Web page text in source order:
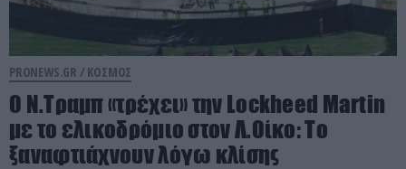
PRONEWS.GR / ΚΟΣΜΟΣ
Ο Ν.Τραμπ «τρέχει» την Lockheed Martin
με το ελικοδρόμιο στον Λ.Οίκο: Το
ξαναφτιάχνουν λόγω κλίσης